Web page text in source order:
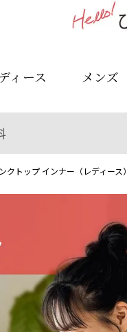
ィース メンズ
クトップ インナー（レディース）